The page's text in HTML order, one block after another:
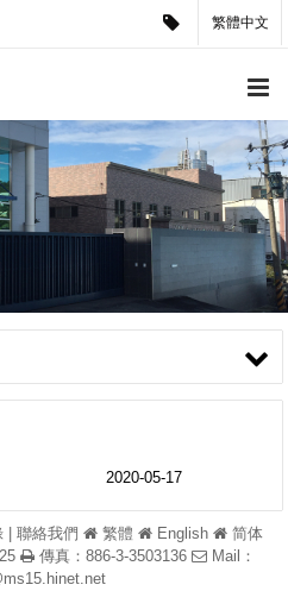
繁體中文
2020-05-17
| 聯絡我們 繁體 English
简体
傳真：886-3-3503136
Mail：